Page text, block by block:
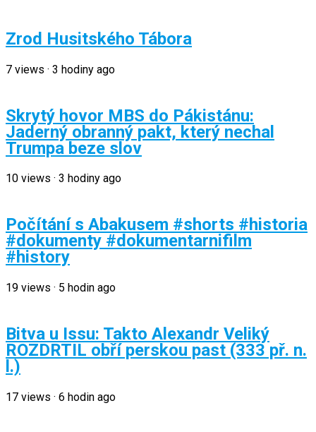
Zrod Husitského Tábora
7 views · 3 hodiny ago
Skrytý hovor MBS do Pákistánu:
Jaderný obranný pakt, který nechal
Trumpa beze slov
10 views · 3 hodiny ago
Počítání s Abakusem #shorts #historia
#dokumenty #dokumentarnifilm
#history
19 views · 5 hodin ago
Bitva u Issu: Takto Alexandr Veliký
ROZDRTIL obří perskou past (333 př. n.
l.)
17 views · 6 hodin ago